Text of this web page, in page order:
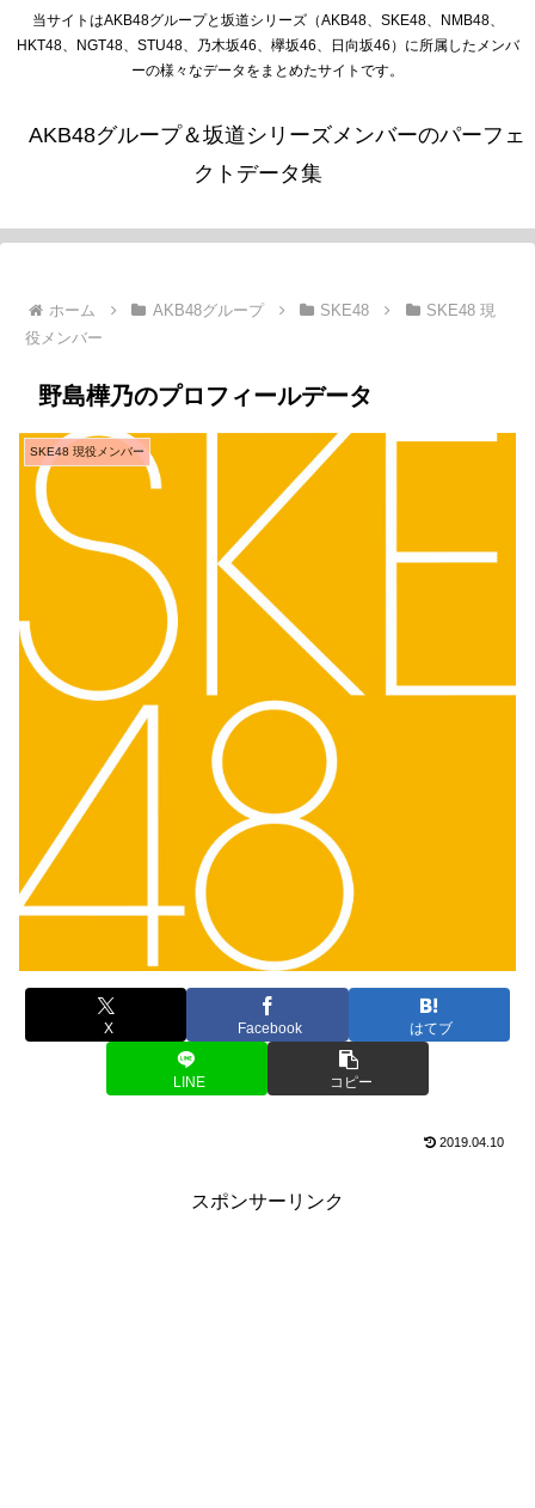
当サイトはAKB48グループと坂道シリーズ（AKB48、SKE48、NMB48、
HKT48、NGT48、STU48、乃木坂46、欅坂46、日向坂46）に所属したメンバ
ーの様々なデータをまとめたサイトです。
AKB48グループ＆坂道シリーズメンバーのパーフェ
クトデータ集
ホーム AKB48グループ SKE48
SKE48 現
役メンバー
野島樺乃のプロフィールデータ
SKE48 現役メンバー
X Facebook はてブ
LINE コピー
2019.04.10
スポンサーリンク